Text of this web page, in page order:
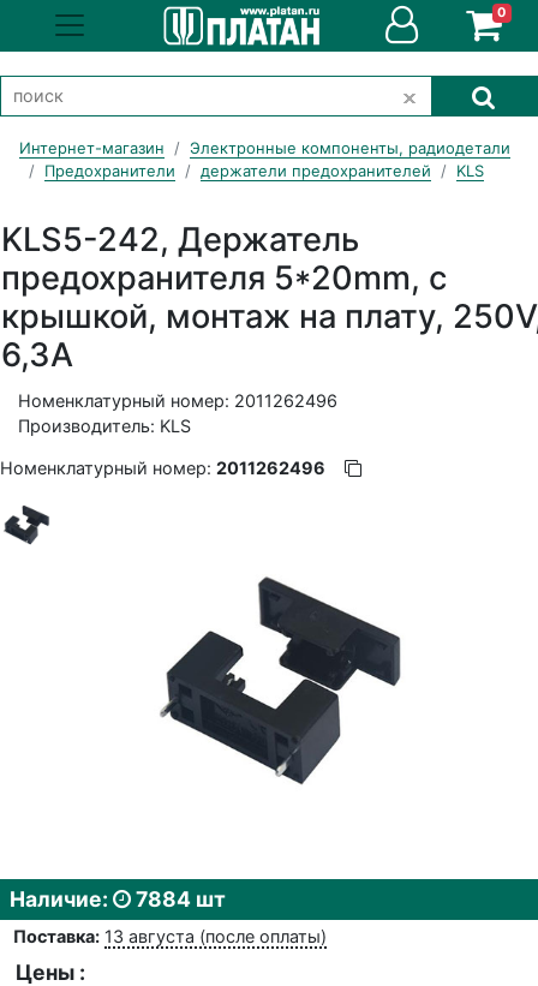
0
Интернет-магазин
Электронные компоненты, радиодетали
Предохранители
держатели предохранителей KLS
KLS5-242, Держатель
предохранителя 5*20mm, с
крышкой, монтаж на плату,
6,3A
Номенклатурный номер: 2011262496
Производитель: KLS
Номенклатурный номер: 2011262496
Наличие: 7884 шт
Поставка: 13 августа (после оплаты)
Цены :